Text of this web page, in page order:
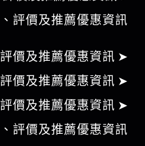
價及推薦優惠資訊 ➤
價及推薦優惠資訊 ➤
價及推薦優惠資訊 ➤
評價及推薦優惠資訊
及推薦優惠資訊 ➤